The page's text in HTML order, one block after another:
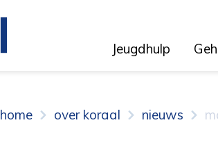
Jeugdhulp
home over koraal nieuws